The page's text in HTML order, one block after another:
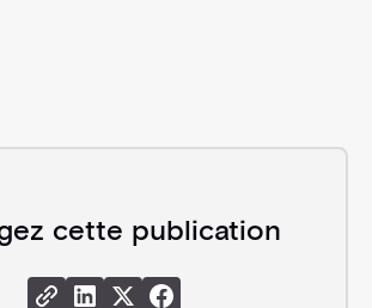
cette publication